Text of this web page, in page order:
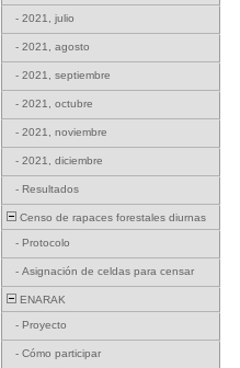
- 2021, julio
- 2021, agosto
- 2021, septiembre
- 2021, octubre
- 2021, noviembre
- 2021, diciembre
- Resultados
Censo de rapaces forestales diurnas
- Protocolo
- Asignación de celdas para censar
ENARAK
- Proyecto
- Cómo participar